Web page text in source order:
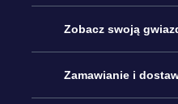
Kontakt
Blog
Podarunek Gwiazda
Pakiet Podarunkowy
Zobacz swoją
Rejestr Gwiazd
Zamawianie i